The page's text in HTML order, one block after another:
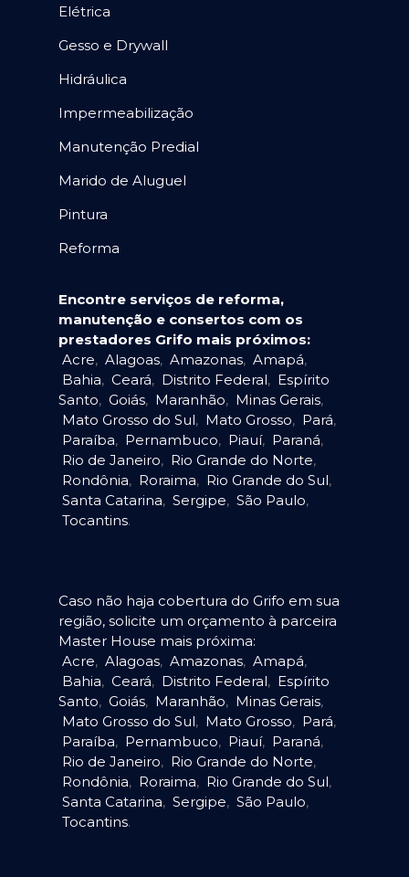
Elétrica
Gesso e Drywall
Hidráulica
Impermeabilização
Manutenção Predial
Marido de Aluguel
Pintura
Reforma
Encontre serviços de reforma,
manutenção e consertos com os
prestadores Grifo mais próximos:
Acre, Alagoas, Amazonas, Amapá,
Bahia, Ceará, Distrito Federal, Espírito
Santo, Goiás, Maranhão, Minas Gerais,
Mato Grosso do Sul, Mato Grosso, Pará,
Paraíba, Pernambuco, Piauí, Paraná,
Rio de Janeiro, Rio Grande do Norte,
Rondônia, Roraima, Rio Grande do Sul,
Santa Catarina, Sergipe, São Paulo,
Tocantins.
Caso não haja cobertura do Grifo em sua
região, solicite um orçamento à parceira
Master House mais próxima:
Acre, Alagoas, Amazonas, Amapá,
Bahia, Ceará, Distrito Federal, Espírito
Santo, Goiás, Maranhão, Minas Gerais,
Mato Grosso do Sul, Mato Grosso, Pará,
Paraíba, Pernambuco, Piauí, Paraná,
Rio de Janeiro, Rio Grande do Norte,
Rondônia, Roraima, Rio Grande do Sul,
Santa Catarina, Sergipe, São Paulo,
Tocantins.